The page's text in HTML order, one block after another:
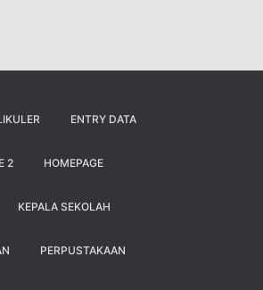
ENTRY DATA
2 HOMEPAGE
KEPALA SEKOLAH
PERPUSTAKAAN